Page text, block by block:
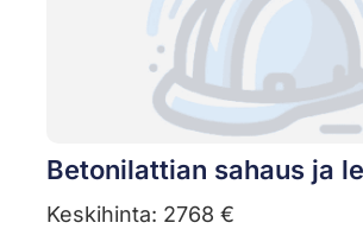
Betonilattian sahaus ja
Keskihinta: 2768 €